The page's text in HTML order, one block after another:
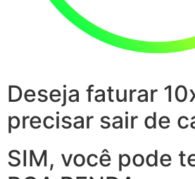
Deseja faturar
precisar sair de
SIM, você pode